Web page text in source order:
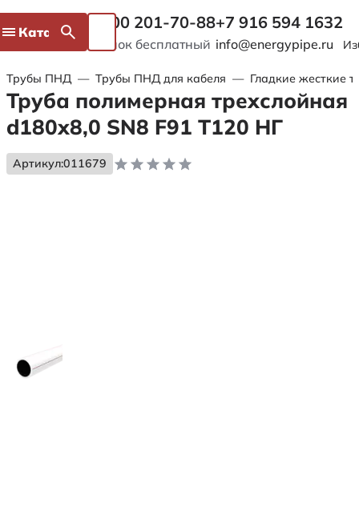
Каталог 8 800 201-70-88
Звонок бесплатный
+7 916 594 1632
info@energypipe.ru
Трубы ПНД — Трубы ПНД для кабеля — Гладкие жесткие
Труба полимерная трехслойная
d180х8,0 SN8 F91 Т120 НГ
Артикул:011679